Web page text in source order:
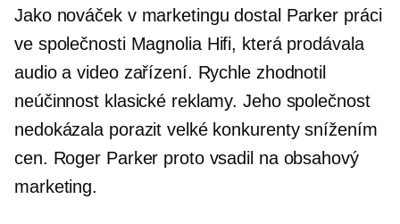
Jako nováček v marketingu dostal Parker práci
ve společnosti Magnolia Hifi, která prodávala
audio a video zařízení. Rychle zhodnotil
neúčinnost klasické reklamy. Jeho společnost
nedokázala porazit velké konkurenty snížením
cen. Roger Parker proto vsadil na obsahový
marketing.